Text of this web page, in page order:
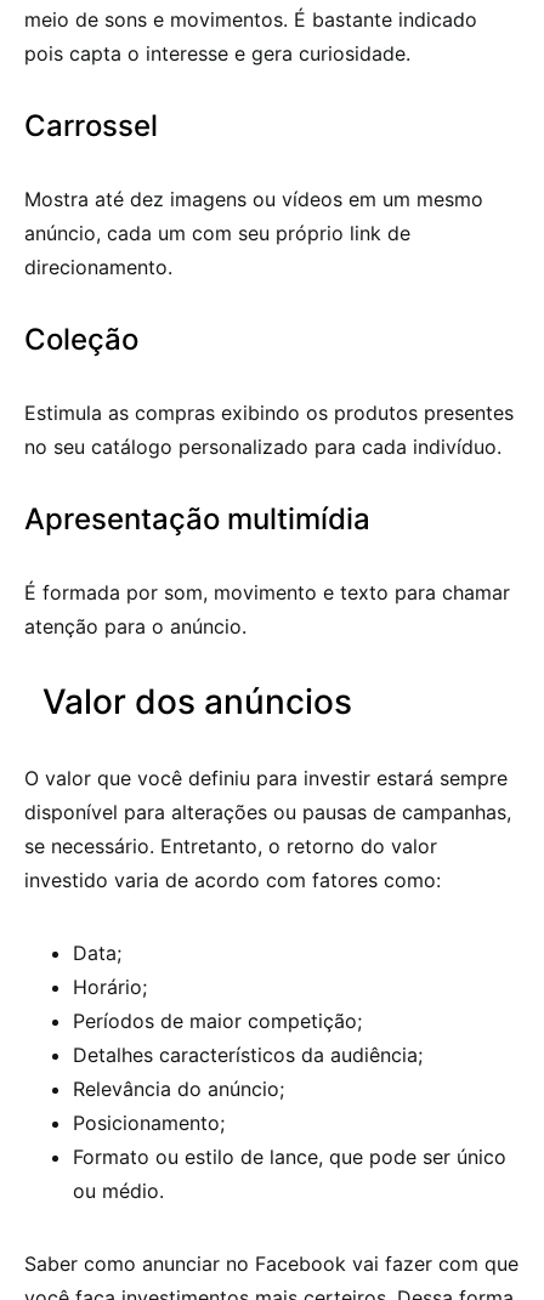
meio de sons e movimentos. É bastante indicado
pois capta o interesse e gera curiosidade.
Carrossel
Mostra até dez imagens ou vídeos em um mesmo
anúncio, cada um com seu próprio link de
direcionamento.
Coleção
Estimula as compras exibindo os produtos presentes
no seu catálogo personalizado para cada indivíduo.
Apresentação multimídia
É formada por som, movimento e texto para chamar
atenção para o anúncio.
Valor dos anúncios
O valor que você definiu para investir estará sempre
disponível para alterações ou pausas de campanhas,
se necessário. Entretanto, o retorno do valor
investido varia de acordo com fatores como:
Data;
Horário;
Períodos de maior competição;
Detalhes característicos da audiência;
Relevância do anúncio;
Posicionamento;
Formato ou estilo de lance, que pode ser único
ou médio.
Saber como anunciar no Facebook vai fazer com que